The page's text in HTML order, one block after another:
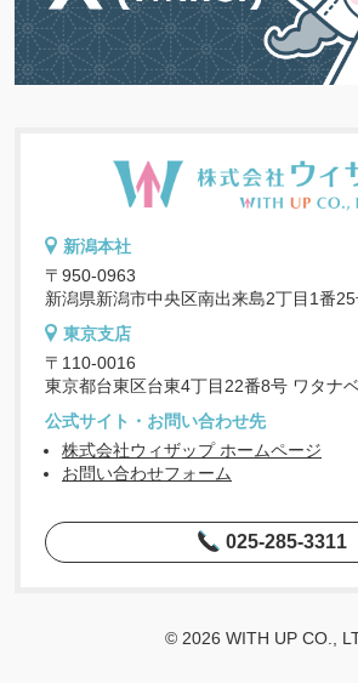
新潟本社
〒950-0963
新潟県新潟市中央区南出来島2丁目1番
東京支店
〒110-0016
東京都台東区台東4丁目22番8号 ワタナ
公式サイト・お問い合わせ先
株式会社ウィザップ ホームページ
お問い合わせフォーム
025-285-3311
© 2026 WITH UP CO.,